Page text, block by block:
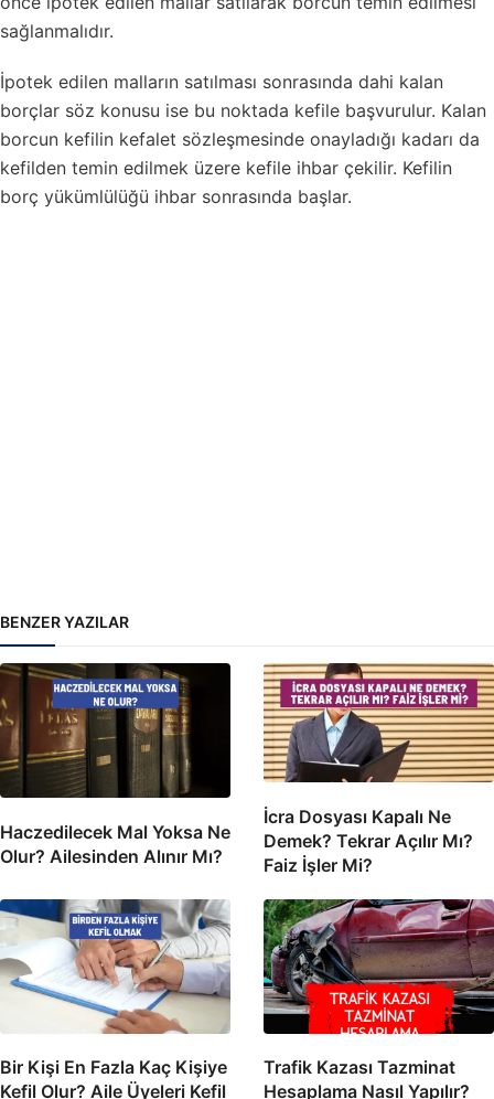
sağlanmalıdır.
İpotek edilen malların satılması sonrasında dahi kalan
borçlar söz konusu ise bu noktada kefile başvurulur. Kalan
borcun kefilin kefalet sözleşmesinde onayladığı kadarı da
kefilden temin edilmek üzere kefile ihbar çekilir. Kefilin
borç yükümlülüğü ihbar sonrasında başlar.
BENZER YAZILAR
Haczedilecek Mal Yoksa Ne
Olur? Ailesinden Alınır Mı?
İcra Dosyası Kapalı Ne
Demek? Tekrar Açılır Mı?
Faiz İşler Mi?
Bir Kişi En Fazla Kaç Kişiye
Kefil Olur? Aile Üyeleri Kefil
Trafik Kazası Tazminat
Hesaplama Nasıl Yapılır?